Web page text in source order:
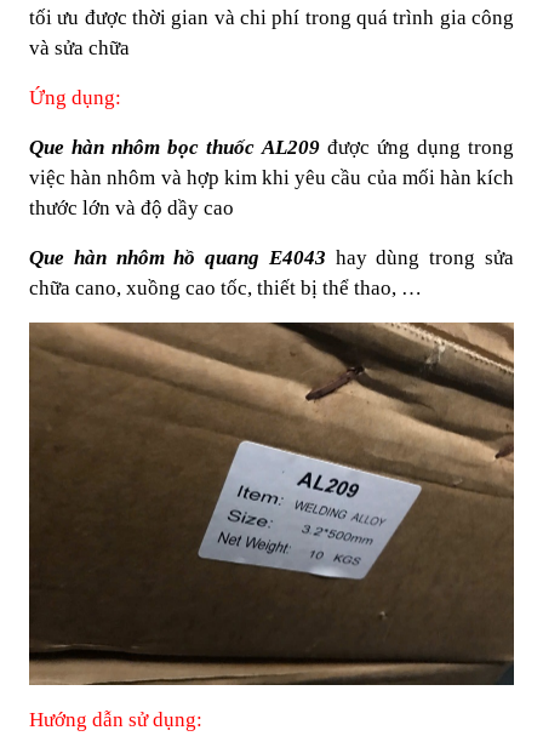
tối ưu được thời gian và chi phí trong quá trình gia công
và sửa chữa
Ứng dụng:
Que hàn nhôm bọc thuốc AL209được ứng dụng trong
việc hàn nhôm và hợp kim khi yêu cầu của mối hàn kích
thước lớn và độ dầy cao
Que hàn nhôm hồ quang E4043 hay dùng trong sửa
chữa cano, xuồng cao tốc, thiết bị thể thao, …
Hướng dẫn sử dụng: